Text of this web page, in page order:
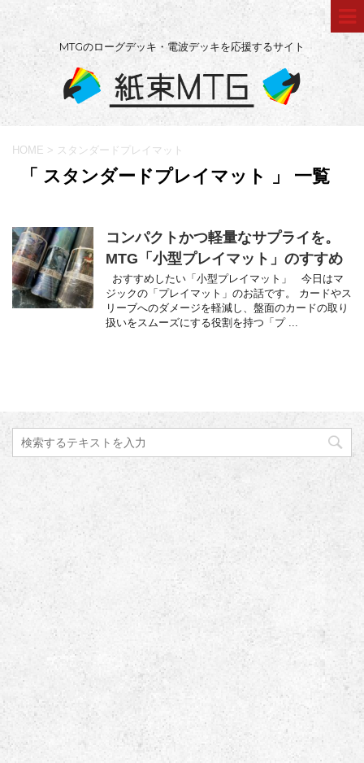
MTGのローグデッキ・電波デッキを応援するサイト
HOME > スタンダードプレイマット
「 スタンダードプレイマット 」 一覧
コンパクトかつ軽量なサプライを。
MTG「小型プレイマット」のすすめ
おすすめしたい「小型プレイマット」 今日はマ
ジックの「プレイマット」のお話です。 カードやス
リーブへのダメージを軽減し、盤面のカードの取り
扱いをスムーズにする役割を持つ「プ ...